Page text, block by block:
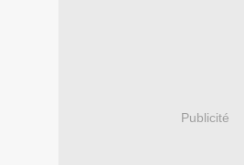
Publicité